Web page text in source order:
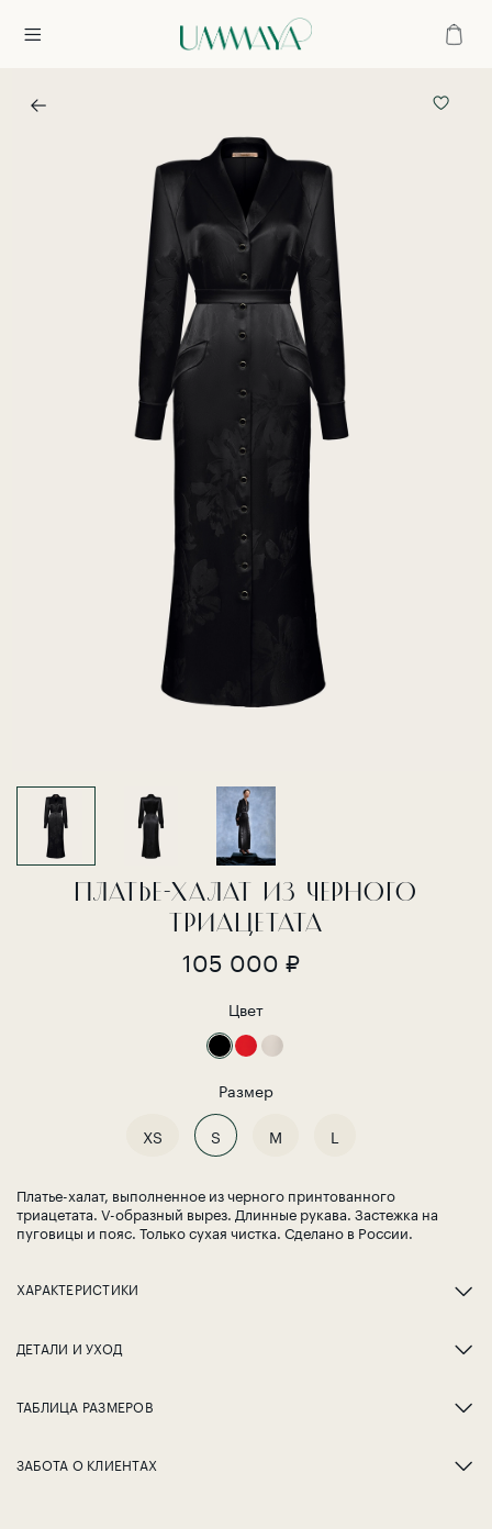
ПЛАТЬЕ-ХАЛАТ ИЗ ЧЕРНОГО
ТРИАЦЕТАТА
105 000 ₽
Цвет
Размер
XS
S M L
Платье-халат, выполненное из черного принтованного
триацетата. V-образный вырез. Длинные рукава. Застежка на
пуговицы и пояс. Только сухая чистка. Сделано в России.
ХАРАКТЕРИСТИКИ
ДЕТАЛИ И УХОД
ТАБЛИЦА РАЗМЕРОВ
ЗАБОТА О КЛИЕНТАХ